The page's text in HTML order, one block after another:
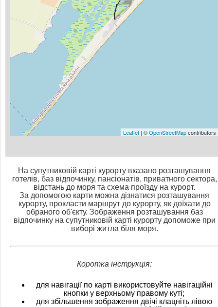
Leaflet | ©OpenStreetMapcontributors
На супутниковій карті курорту вказано розташування
готелів, баз відпочинку, пансіонатів, приватного сектора,
відстань до моря та схема проїзду на курорт.
За допомогою карти можна дізнатися розташування
курорту, прокласти маршрут до курорту, як доїхати до
обраного об'єкту. Зображення розташування баз
відпочинку на супутниковій карті курорту допоможе при
виборі житла біля моря.
Коротка інструкція:
для навігації по карті використовуйте навігаційні
кнопки у верхньому правому куті;
для збільшення зображення двічі клацніть лівою